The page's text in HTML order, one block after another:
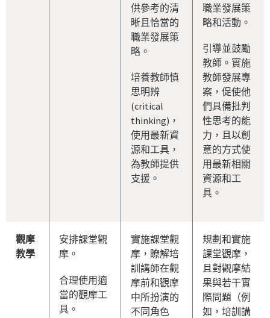
供參考的清
晰且恰當的
職業發展策
略。
培養教師慎
思明辨
(critical
thinking)，
使用最新資
源和工具，
為教師提供
支援。
職業發展策
略和活動。
引導並鼓勵
教師。實施
教師發展專
案，促使他
們具備批判
性思考的能
力，且以創
意的方式使
用最新相關
資源和工
具。
觀摩
教學
安排課堂觀
摩。
合理使用適
當的觀摩工
具。
實施課堂觀
摩，瞭解培
訓講師在觀
摩前和觀摩
中所扮演的
不同角色
規劃和實施
課堂觀摩，
且對觀摩結
果與若干實
際問題（例
如，培訓講